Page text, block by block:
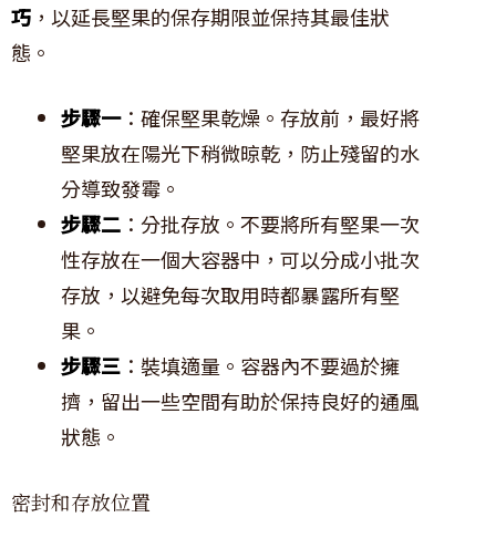
巧 ，以延長堅果的保存期限並保持其最佳狀
態。
步驟一：確保堅果乾燥。存放前，最好將
堅果放在陽光下稍微晾乾，防止殘留的水
分導致發霉。
步驟二 ：分批存放。不要將所有堅果一次
性存放在一個大容器中，可以分成小批次
存放，以避免每次取用時都暴露所有堅
果。
步驟三 ：裝填適量。容器內不要過於擁
擠，留出一些空間有助於保持良好的通風
狀態。
密封和存放位置